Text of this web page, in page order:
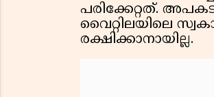
പരിക്കേറ്റത്.
വൈറ്റിലയിലെ
രക്ഷിക്കാനായില്ല.